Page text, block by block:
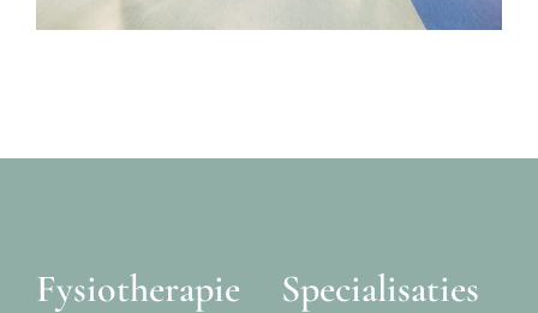
Fysiotherapie Specialisaties